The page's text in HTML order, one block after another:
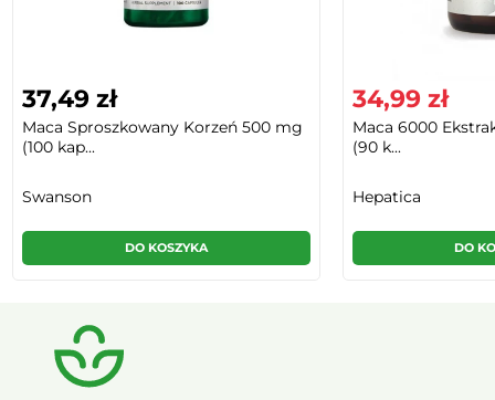
37,49 zł
Maca Sproszkowany Korzeń 500 mg
(100 kap...
Swanson
DO KOSZYKA
34,99 zł
Maca 6000
(90 k...
Hepatica
DO